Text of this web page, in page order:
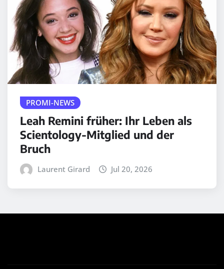
PROMI-NEWS
Leah Remini früher: Ihr Leben als
Scientology-Mitglied und der
Bruch
Laurent Girard Jul 20, 2026